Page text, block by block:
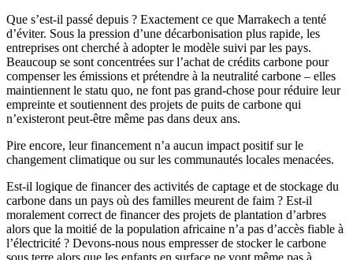
Que s’est-il passé depuis ? Exactement ce que Marrakech a tenté
d’éviter. Sous la pression d’une décarbonisation plus rapide, les
entreprises ont cherché à adopter le modèle suivi par les pays.
Beaucoup se sont concentrées sur l’achat de crédits carbone pour
compenser les émissions et prétendre à la neutralité carbone – elles
maintiennent le statu quo, ne font pas grand-chose pour réduire leur
empreinte et soutiennent des projets de puits de carbone qui
n’existeront peut-être même pas dans deux ans.
Pire encore, leur financement n’a aucun impact positif sur le
changement climatique ou sur les communautés locales menacées.
Est-il logique de financer des activités de captage et de stockage du
carbone dans un pays où des familles meurent de faim ? Est-il
moralement correct de financer des projets de plantation d’arbres
alors que la moitié de la population africaine n’a pas d’accès fiable à
l’électricité ? Devons-nous nous empresser de stocker le carbone
sous terre alors que les enfants en surface ne vont même pas à